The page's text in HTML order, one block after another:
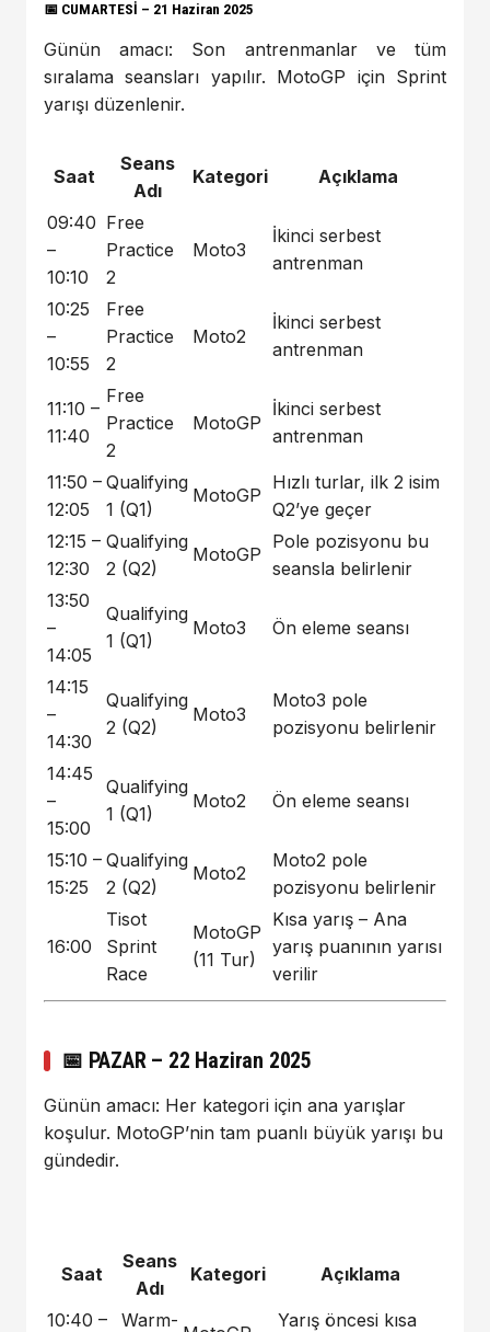
📅 CUMARTESİ – 21 Haziran 2025
Günün amacı: Son antrenmanlar ve tüm
sıralama seansları yapılır. MotoGP için Sprint
yarışı düzenlenir.
Saat
Seans
Adı
Kategori Açıklama
09:40
–
10:10
Free
Practice
2
Moto3
İkinci serbest
antrenman
10:25
–
10:55
Free
Practice
2
Moto2
İkinci serbest
antrenman
11:10 –
11:40
Free
Practice
2
MotoGP
İkinci serbest
antrenman
11:50 –
12:05
Qualifying
1 (Q1)
MotoGP
Hızlı turlar, ilk 2 isim
Q2’ye geçer
12:15 –
12:30
Qualifying
2 (Q2)
MotoGP
Pole pozisyonu bu
seansla belirlenir
13:50
–
14:05
Qualifying
1 (Q1)
Moto3 Ön eleme seansı
14:15
–
14:30
Qualifying
2 (Q2)
Moto3
Moto3 pole
pozisyonu belirlenir
14:45
–
15:00
Qualifying
1 (Q1)
Moto2 Ön eleme seansı
15:10 –
15:25
Qualifying
2 (Q2)
Moto2
Moto2 pole
pozisyonu belirlenir
16:00
Tisot
Sprint
Race
MotoGP
(11 Tur)
Kısa yarış – Ana
yarış puanının yarısı
verilir
📅 PAZAR – 22 Haziran 2025
Günün amacı: Her kategori için ana yarışlar
koşulur. MotoGP’nin tam puanlı büyük yarışı bu
gündedir.
Saat
Seans
Adı
Kategori Açıklama
10:40 – Warm- Yarış öncesi kısa